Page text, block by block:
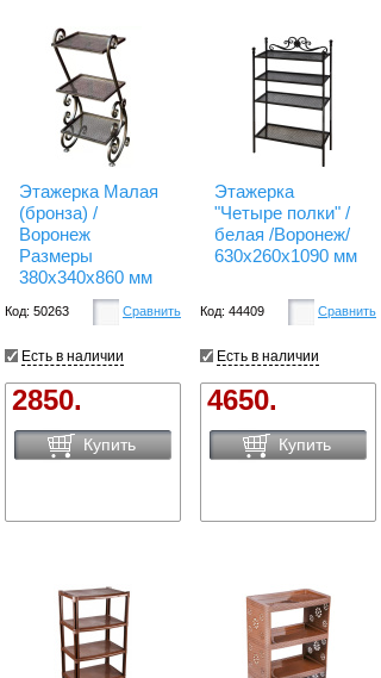
Этажерка Малая
(бронза) /
Воронеж
Размеры
380х340x860 мм
Код: 50263 Сравнить
Есть в наличии
2850.
Купить
Этажерка
"Четыре полки" /
белая /Воронеж/
630х260х1090 мм
Код: 44409 Сравнить
Есть в наличии
4650.
Купить